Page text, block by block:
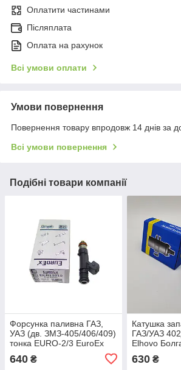
Оплатити частинами
Післяплата
Оплата на рахунок
Всі умови оплати
Умови повернення
Повернення товару впродовж 14 днів за
Всі умови повернення
Подібні товари компанії
Форсунка паливна ГАЗ,
УАЗ (дв. ЗМЗ-405/406/409)
тонка EURO-2/3 EuroEx
EX-FI12010
640 ₴
Катушка
ГАЗ/УАЗ
Elhovo
630₴